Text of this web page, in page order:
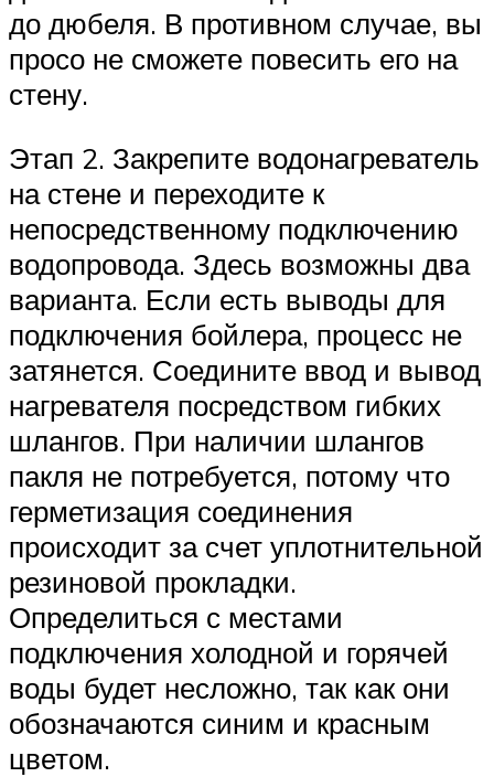
до дюбеля. В противном случае, вы
просо не сможете повесить его на
стену.
Этап 2. Закрепите водонагреватель
на стене и переходите к
непосредственному подключению
водопровода. Здесь возможны два
варианта. Если есть выводы для
подключения бойлера, процесс не
затянется. Соедините ввод и вывод
нагревателя посредством гибких
шлангов. При наличии шлангов
пакля не потребуется, потому что
герметизация соединения
происходит за счет уплотнительной
резиновой прокладки.
Определиться с местами
подключения холодной и горячей
воды будет несложно, так как они
обозначаются синим и красным
цветом.